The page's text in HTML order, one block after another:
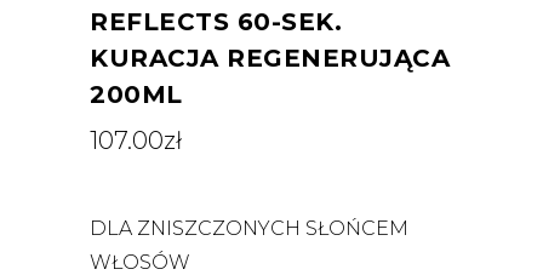
REFLECTS 60-SEK.
KURACJA REGENERUJĄCA
200ML
107.00zł
DLA ZNISZCZONYCH SŁOŃCEM
WŁOSÓW